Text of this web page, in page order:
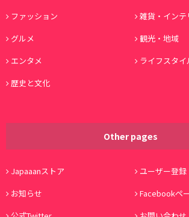
ファッション
雑貨・インテ
グルメ
観光・地域
エンタメ
ライフスタイ
歴史と文化
Other pages
Japaaanストア
ユーザー登録
お知らせ
Facebookペ